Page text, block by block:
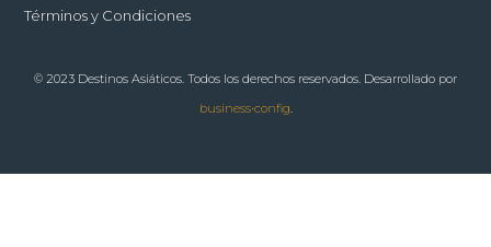
Términos y Condiciones
© 2023 Destinos Asiáticos. Todos los derechos reservados. Desarrollado por
business•config.